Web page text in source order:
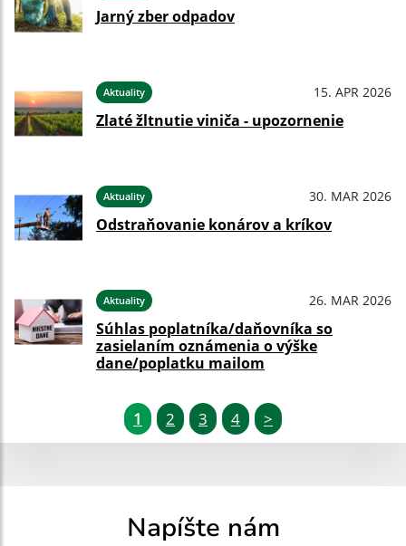
Jarný zber odpadov
Aktuality 15. APR 2026
Zlaté žltnutie viniča - upozornenie
Aktuality 30. MAR 2026
Odstraňovanie konárov a kríkov
Aktuality 26. MAR 2026
Súhlas poplatníka/daňovníka so
zasielaním oznámenia o výške
dane/poplatku mailom
1 2 3 4 >
Napíšte nám